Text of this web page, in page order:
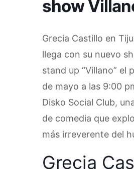
show
Grecia Castillo en
llega con su nuevo
stand up “Villano” el
de mayo a las 9:00
Disko Social Club,
de comedia que
más irreverente del
Grecia